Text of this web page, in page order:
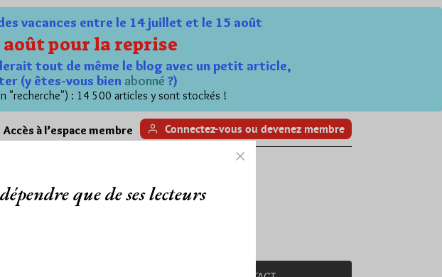
vacances entre le 14 juillet et le 15 août
août pour la reprise
tout de même le blog avec un petit article,
(y êtes-vous bien abonné ?)
"recherche") : 14 500 articles y sont stockés !
Accès à l’espace membre Connectez-vous ou devenez membre
que de ses lecteurs